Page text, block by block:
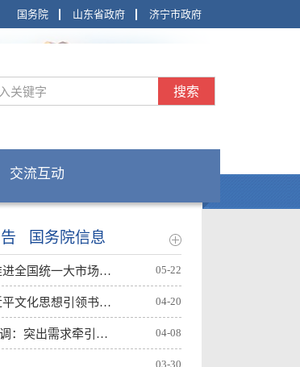
济宁市政府
山东省政府
国务院
搜索
交流互动
国务院信息
李强主持召开国务院常务会议 研究推进全国统一大市场建... 05-22
书承千年文脉 香溢万里家国——习近平文化思想引领书香... 04-20
习近平就服务业发展作出重要指示强调：突出需求牵引改革... 04-08
03-30